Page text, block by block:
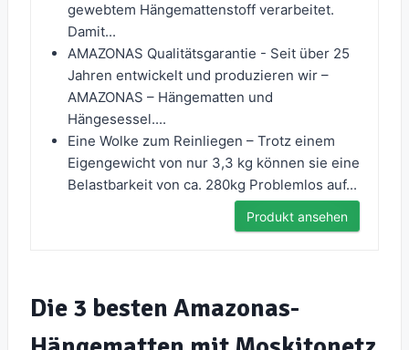
gewebtem Hängemattenstoff verarbeitet.
Damit...
AMAZONAS Qualitätsgarantie - Seit über 25
Jahren entwickelt und produzieren wir –
AMAZONAS – Hängematten und
Hängesessel....
Eine Wolke zum Reinliegen – Trotz einem
Eigengewicht von nur 3,3 kg können sie eine
Belastbarkeit von ca. 280kg Problemlos auf...
Produkt ansehen
Die 3 besten Amazonas-